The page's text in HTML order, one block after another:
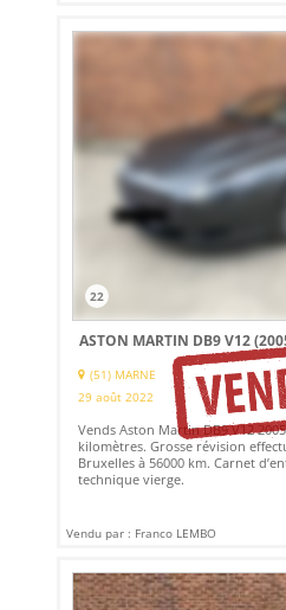
22
ASTON MARTIN DB9 V12
(51) MARNE
29 août 2022
Vends Aston Martin DB9 V12
kilomètres. Grosse révision
Bruxelles à 56000 km. Carnet
technique vierge.
Vendu par : Franco LEMBO